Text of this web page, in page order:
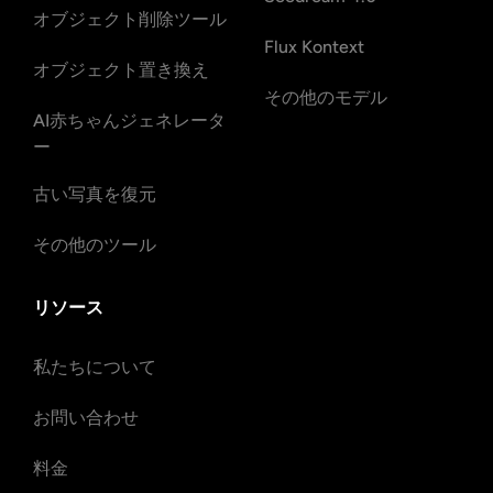
オブジェクト削除ツール
オブジェクト置き換え
AI赤ちゃんジェネレータ
ー
古い写真を復元
その他のツール
Flux Kontext
その他のモデル
リソース
私たちについて
お問い合わせ
料金